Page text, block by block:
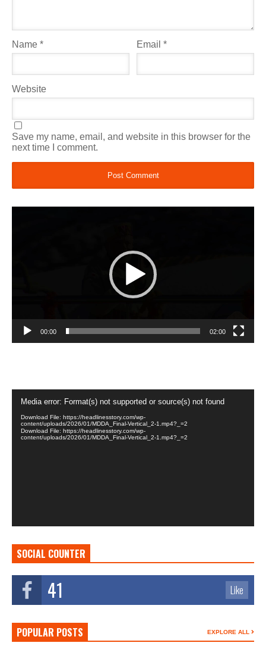
Name * Email*
Website
Save my name, email, and website in this browser for the
next time I comment.
00:00 02:00
Player
Media error: Format(s) not supported or source(s) not found
Download File: https://headlinesstory.com/wp-
content/uploads/2026/01/MDDA_Final-Vertical_2-1.mp4?_=2
Download File: https://headlinesstory.com/wp-
content/uploads/2026/01/MDDA_Final-Vertical_2-1.mp4?_=2
SOCIAL COUNTER
41 Like
POPULAR POSTS EXPLORE ALL